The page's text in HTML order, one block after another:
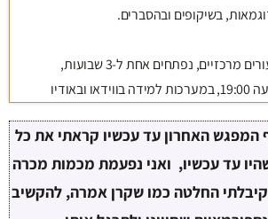
בשיקופים ובהסברים.
המפגש האחרון עד עכשיו קראתי את כל
עד עכשיו, ואני נפעמת מכמות מכרה
החלטה כמו שקרן אמרה, להקשיב